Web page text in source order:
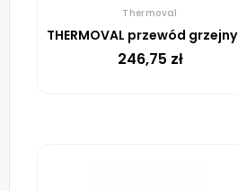
Thermoval
246,75 zł